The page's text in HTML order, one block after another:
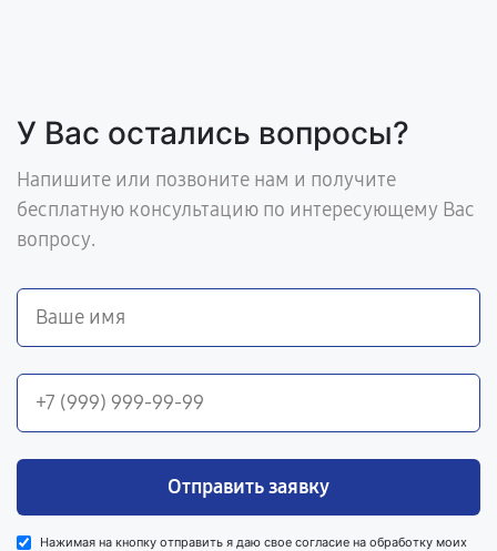
У Вас остались вопросы?
Напишите или позвоните нам и получите
бесплатную консультацию по интересующему Вас
вопросу.
Отправить заявку
Нажимая на кнопку отправить я даю свое согласие на обработку моих